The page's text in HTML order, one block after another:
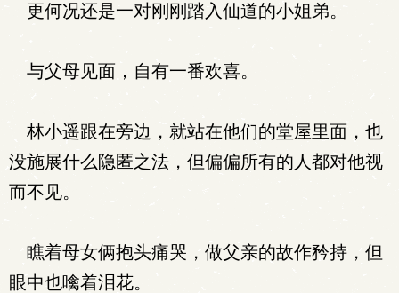
更何况还是一对刚刚踏入仙道的小姐弟。
与父母见面，自有一番欢喜。
林小遥跟在旁边，就站在他们的堂屋里面，也
没施展什么隐匿之法，但偏偏所有的人都对他视
而不见。
瞧着母女俩抱头痛哭，做父亲的故作矜持，但
眼中也噙着泪花。